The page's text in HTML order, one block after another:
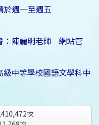
於週一至週五
：陳麗明老師 網站管
中等學校國語文學科中
次